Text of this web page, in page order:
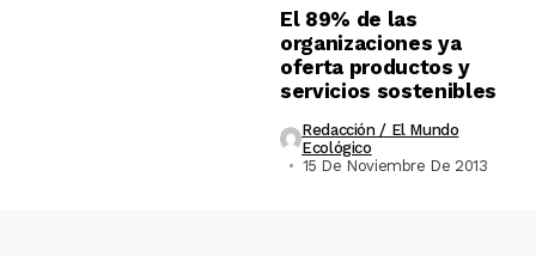
El 89% de las
organizaciones ya
oferta productos y
servicios sostenibles
Redacción / El Mundo
Ecológico
15 De Noviembre De 2013